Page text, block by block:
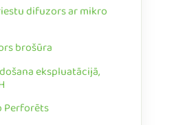
difuzors ar mikro
brošūra
ekspluatācijā,
Perforēts